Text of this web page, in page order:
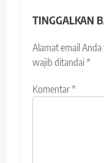
TINGGALKAN
Alamat email
wajib ditandai*
Komentar*